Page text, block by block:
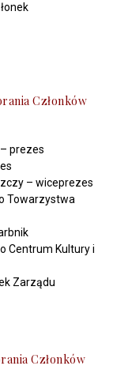
Członków
prezes
– wiceprezes
Towarzystwa
Centrum Kultury i
Zarządu
Członków